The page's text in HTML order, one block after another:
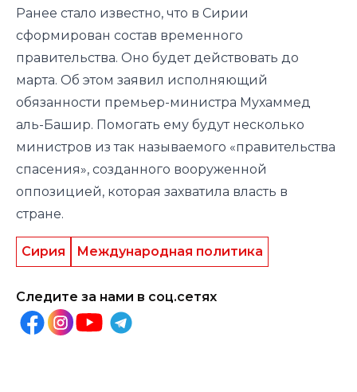
Ранее стало известно, что в Сирии
сформирован состав временного
правительства. Оно будет действовать до
марта. Об этом заявил исполняющий
обязанности премьер-министра Мухаммед
аль-Башир. Помогать ему будут несколько
министров из так называемого «правительства
спасения», созданного вооруженной
оппозицией, которая захватила власть в
стране.
Сирия Международная политика
Следите за нами в соц.сетях